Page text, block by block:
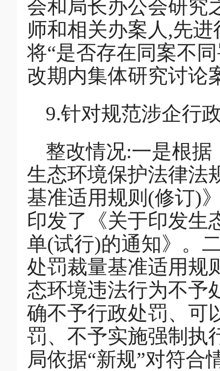
会和局长办公会研究
师和相关办案人,先
将“是否存在同案不
改期内集体研究讨论
9.针对规范涉企行
整改情况:一是根
生态环境保护法律法
基准适用规则(修订)
印发了《关于印发生
单(试行)的通知》。
处罚裁量基准适用规
态环境违法行为不予
确不予行政处罚、可
罚、不予实施强制执
局依据“新规”对符合